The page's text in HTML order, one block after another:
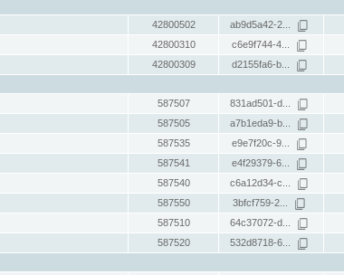
42800502 ab9d5a42-2...
42800310 c6e9f744-4...
42800309 d2155fa6-b...
587507 831ad501-d...
587505 a7b1eda9-b...
587535 e9e7f20c-9...
587541 e4f29379-6...
587540 c6a12d34-c...
587550 3bfcf759-2...
587510 64c37072-d...
587520 532d8718-6...